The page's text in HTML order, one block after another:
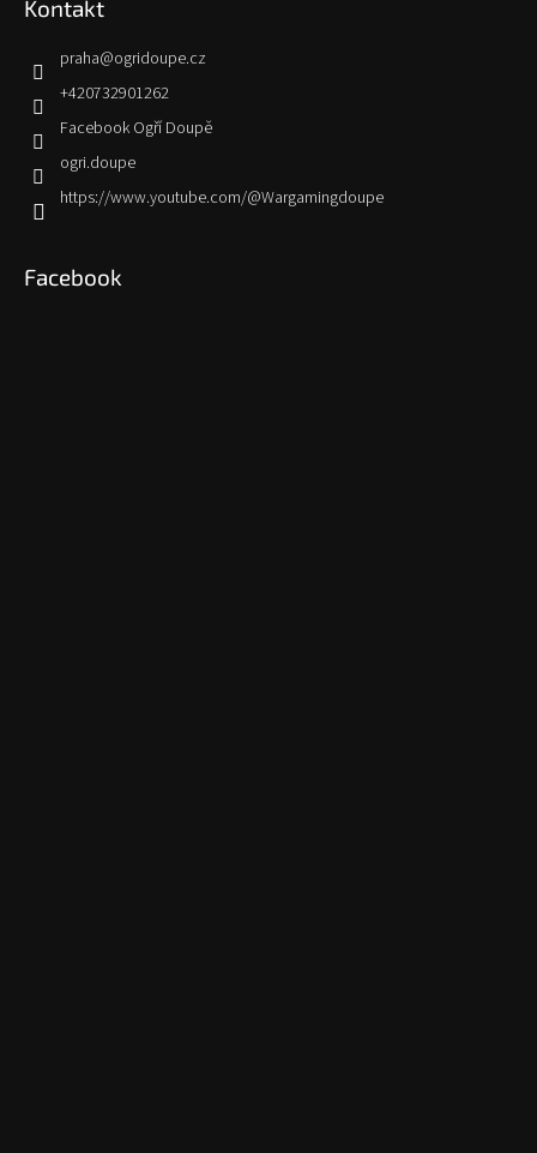
Kontakt
praha@ogridoupe.cz
+420732901262
Facebook Ogří Doupě
ogri.doupe
https://www.youtube.com/@Wargamingdoupe
Facebook